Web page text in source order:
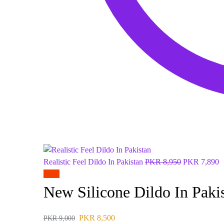
Realistic Feel Dildo In Pakistan PKR8,950 PKR 7,890
New Silicone Dildo In
PKR9,000 PKR 8,500